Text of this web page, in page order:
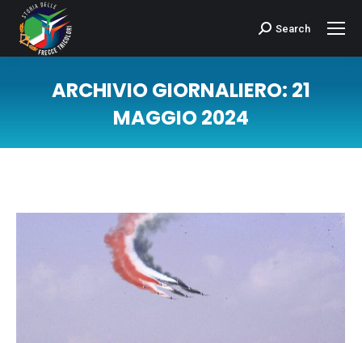
Cerca:Search
ARCHIVIO GIORNALIERO: 21
MAGGIO 2024